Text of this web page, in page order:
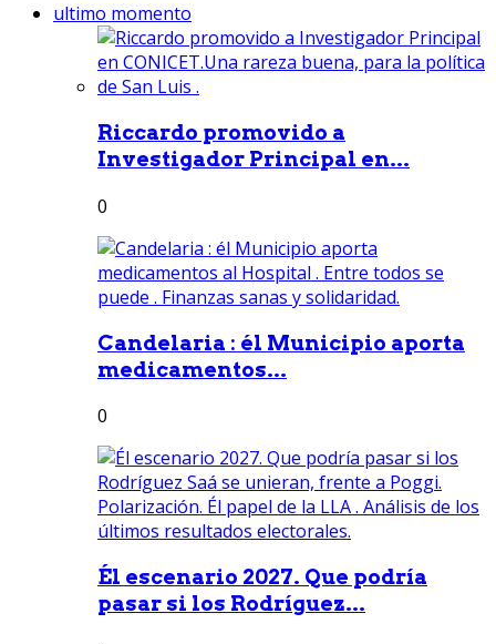
ultimo momento
Riccardo promovido a
Investigador Principal en...
0
Candelaria : él Municipio aporta
medicamentos...
0
Él escenario 2027. Que podría
pasar si los Rodríguez...